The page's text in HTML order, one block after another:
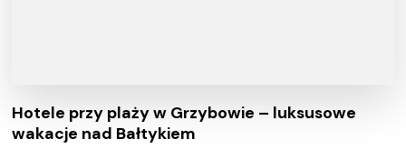
Hotele przy plaży w Grzybowie – luksusowe
wakacje nad Bałtykiem